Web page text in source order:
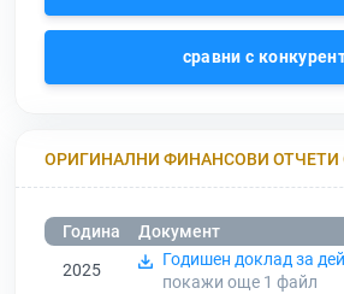
сравни с
ОРИГИНАЛНИ ФИНАНСОВИ ОТЧЕТИ
Година
Документ
2025
Годишен доклад за
покажи още 1 файл